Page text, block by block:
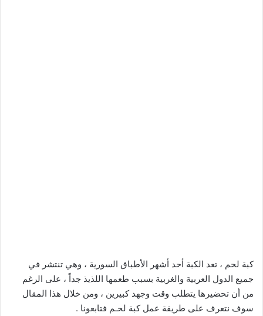
كبة لحم ، تعد الكبة أحد أشهر الأطباق السورية ، وهي تنتشر في
جميع الدول العربية والغربية بسبب طعمها اللذيذ جداً ، على الرغم
من أن تحضيرها يتطلب وقت وجهد كبيرين ، ومن خلال هذا المقال
سوف نتعرف على طريقة عمل كبة لحـم فتابعونا .